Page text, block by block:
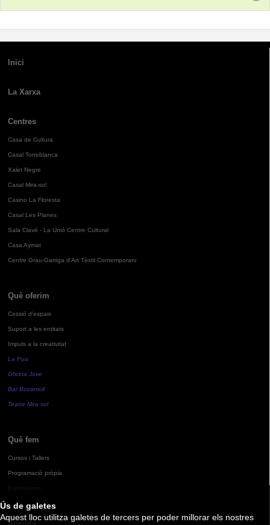
Ús de galetes
Aquest lloc utilitza galetes de tercers per poder millorar els nostres
Inici
La Xarxa
Centres
Casa de Cultura
Casal Torreblanca
Xalet Negre
Casal Mira-sol
Casino La Floresta
Casal Les Planes
Sala Clavé - La Unió Centre Cultural
Casa Aymat
Centre Grau-Garriga d'Art Tèxtil Contemporani
Què oferim
Cessió d'espais
Suport a les entitats
Impuls a la creativitat
La Pua
Oficina Jove
Bar Bocamoll
Teatre Mira-sol
Què fem
Cursos i Tallers
Programació pròpia